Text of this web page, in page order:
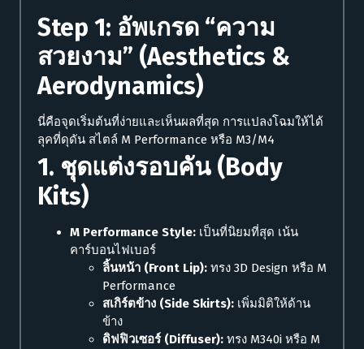
Step 1: อัพเกรด “ความ
สวยงาม” (Aesthetics &
Aerodynamics)
นี่คือจุดเริ่มต้นที่ง่ายและเห็นผลที่สุด การแปลงโฉมให้ได้
ลุคที่ดุดัน สไตล์ M Performance หรือ M3/M4
1. ชุดแต่งรอบคัน (Body
Kits)
M Performance Style: เป็นที่นิยมที่สุด เน้น
คาร์บอนไฟเบอร์
ลิ้นหน้า (Front Lip): ทรง 3D Design หรือ M
Performance
สเกิร์ตข้าง (Side Skirts): เพิ่มมิติให้ด้าน
ข้าง
ดิฟฟิวเซอร์ (Diffuser): ทรง M340i หรือ M